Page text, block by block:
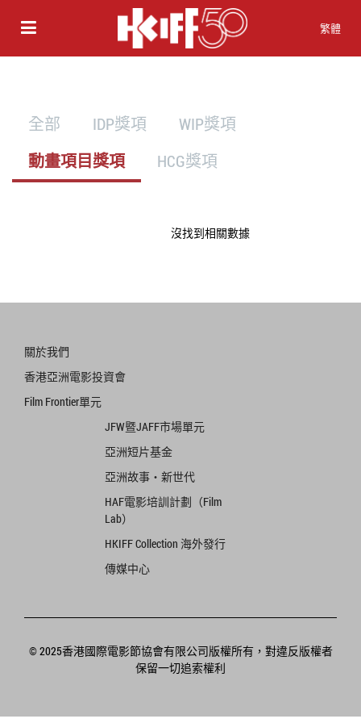
繁體
全部 IDP獎項
WIP獎項
動畫項目獎項
HCG獎項
沒找到相關數據
關於我們
香港亞洲電影投資會
Film Frontier單元
JFW暨JAFF市場單元
亞洲短片基金
亞洲故事‧新世代
HAF電影培訓計劃（Film
Lab）
HKIFF Collection 海外發行
傳媒中心
© 2025香港國際電影節協會有限公司版權所有，對違反版權者
保留一切追索權利